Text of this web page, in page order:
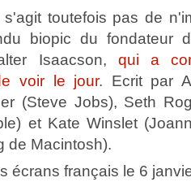
toutefois pas de
biopic du fondateur
Isaacson, qui a
voir le jour. Ecrit par
(Steve Jobs), Seth
et Kate Winslet
de Macintosh).
écrans français le 6